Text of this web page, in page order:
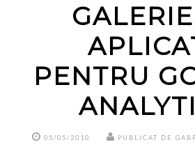
PENTRU
05/05/2010 PUBLICAT DE